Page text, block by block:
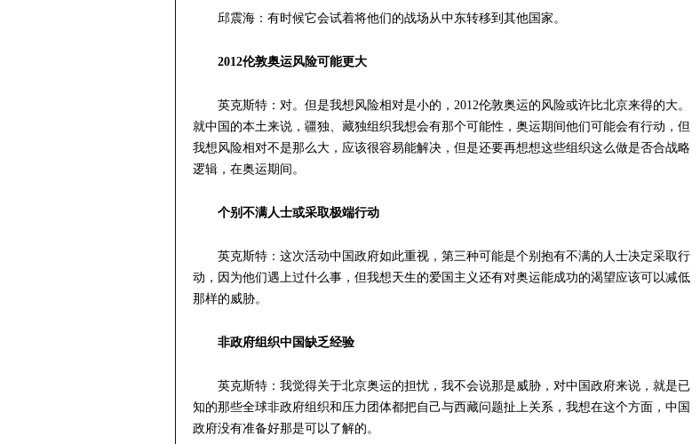
邱震海：有时候它会试着将他们的战场从中东转移到其他国家。
2012伦敦奥运风险可能更大
英克斯特：对。但是我想风险相对是小的，2012伦敦奥运的风险或许比北京来得的大。
就中国的本土来说，疆独、藏独组织我想会有那个可能性，奥运期间他们可能会有行动，但
我想风险相对不是那么大，应该很容易能解决，但是还要再想想这些组织这么做是否合战略
逻辑，在奥运期间。
个别不满人士或采取极端行动
英克斯特：这次活动中国政府如此重视，第三种可能是个别抱有不满的人士决定采取行
动，因为他们遇上过什么事，但我想天生的爱国主义还有对奥运能成功的渴望应该可以减低
那样的威胁。
非政府组织中国缺乏经验
英克斯特：我觉得关于北京奥运的担忧，我不会说那是威胁，对中国政府来说，就是已
知的那些全球非政府组织和压力团体都把自己与西藏问题扯上关系，我想在这个方面，中国
政府没有准备好那是可以了解的。